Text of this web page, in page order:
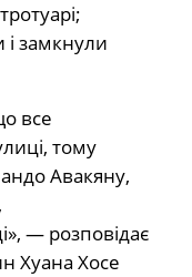
і замкнули
все
тому
Авакяну,
— розповідає
Хуана Хосе